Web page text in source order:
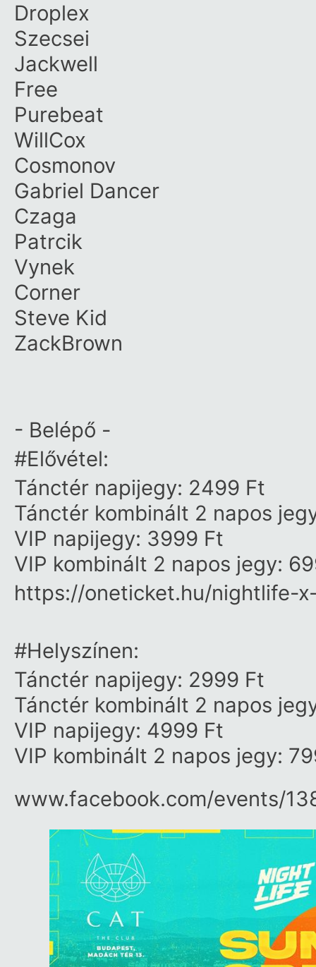
Droplex
Szecsei
Jackwell
Free
Purebeat
WillCox
Cosmonov
Gabriel Dancer
Czaga
Patrcik
Vynek
Corner
Steve Kid
ZackBrown
- Belépő -
#Elővétel:
Tánctér napijegy: 2499 Ft
Tánctér kombinált 2 napos
VIP napijegy: 3999 Ft
VIP kombinált 2 napos jegy:
https://oneticket.hu/nightlife-
#Helyszínen:
Tánctér napijegy: 2999 Ft
Tánctér kombinált 2 napos
VIP napijegy: 4999 Ft
VIP kombinált 2 napos jegy:
www.facebook.com/​events/​